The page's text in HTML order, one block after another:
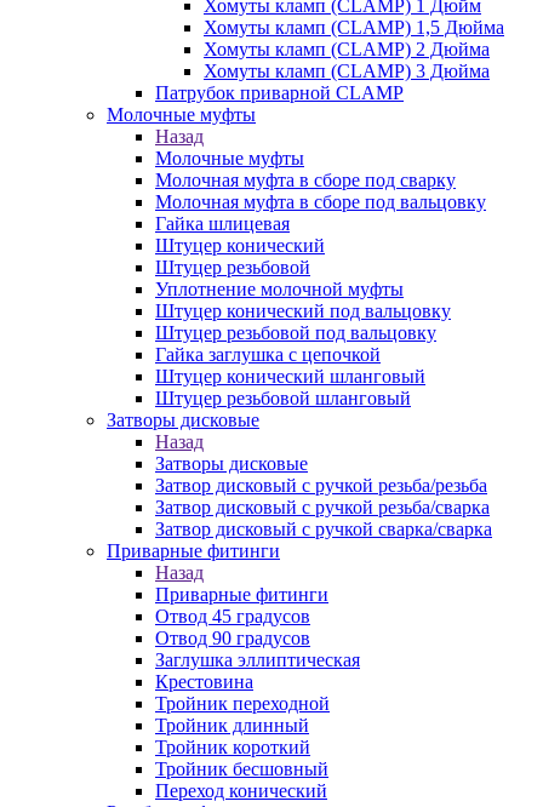
Хомуты кламп (CLAMP) 1 Дюйм
Хомуты кламп (CLAMP) 1,5 Дюйма
Хомуты кламп (CLAMP) 2 Дюйма
Хомуты кламп (CLAMP) 3 Дюйма
Патрубок приварной CLAMP
Молочные муфты
Назад
Молочные муфты
Молочная муфта в сборе под сварку
Молочная муфта в сборе под вальцовку
Гайка шлицевая
Штуцер конический
Штуцер резьбовой
Уплотнение молочной муфты
Штуцер конический под вальцовку
Штуцер резьбовой под вальцовку
Гайка заглушка с цепочкой
Штуцер конический шланговый
Штуцер резьбовой шланговый
Затворы дисковые
Назад
Затворы дисковые
Затвор дисковый с ручкой резьба/резьба
Затвор дисковый с ручкой резьба/сварка
Затвор дисковый с ручкой сварка/сварка
Приварные фитинги
Назад
Приварные фитинги
Отвод 45 градусов
Отвод 90 градусов
Заглушка эллиптическая
Крестовина
Тройник переходной
Тройник длинный
Тройник короткий
Тройник бесшовный
Переход конический